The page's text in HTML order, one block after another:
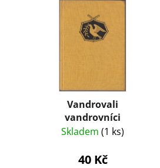
Vandrovali
vandrovníci
Skladem (1 ks)
40 Kč